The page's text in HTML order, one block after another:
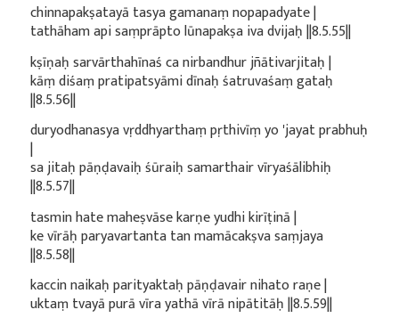
chinnapakṣatayā tasya gamanaṃ nopapadyate |
tathāham api saṃprāpto lūnapakṣa iva dvijaḥ ||8.5.55||
kṣīṇaḥ sarvārthahīnaś ca nirbandhur jñātivarjitaḥ |
kāṃ diśaṃ pratipatsyāmi dīnaḥ śatruvaśaṃ gataḥ
||8.5.56||
duryodhanasya vṛddhyarthaṃ pṛthivīṃ yo 'jayat prabhuḥ
|
sa jitaḥ pāṇḍavaiḥ śūraiḥ samarthair vīryaśālibhiḥ
||8.5.57||
tasmin hate maheṣvāse karṇe yudhi kirīṭinā |
ke vīrāḥ paryavartanta tan mamācakṣva saṃjaya
||8.5.58||
kaccin naikaḥ parityaktaḥ pāṇḍavair nihato raṇe |
uktaṃ tvayā purā vīra yathā vīrā nipātitāḥ ||8.5.59||